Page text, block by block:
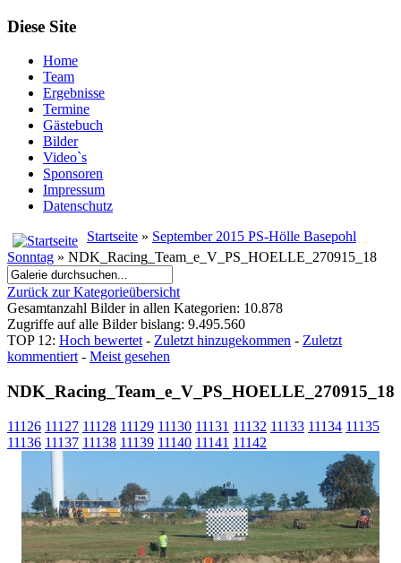
Diese Site
Home
Team
Ergebnisse
Termine
Gästebuch
Bilder
Video`s
Sponsoren
Impressum
Datenschutz
Startseite » September 2015 PS-Hölle Basepohl
Sonntag » NDK_Racing_Team_e_V_PS_HOELLE_270915_18
Zurück zur Kategorieübersicht
Gesamtanzahl Bilder in allen Kategorien: 10.878
Zugriffe auf alle Bilder bislang: 9.495.560
TOP 12: Hoch bewertet- Zuletzt hinzugekommen - Zuletzt
kommentiert- Meist gesehen
NDK_Racing_Team_e_V_PS_HOELLE_270915_18
11126 11127 11128 11129 11130 11131 11132 11133 11134 11135
11136 11137 11138 11139 11140 11141 11142